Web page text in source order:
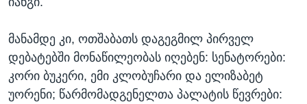
მანამდე კი, ოთშაბათს დაგეგმილ პირველ
დებატებში მონაწილეობას იღებენ: სენატორები:
კორი ბუკერი, ემი კლობუჩარი და ელიზაბეტ
უორენი; წარმომადგენელთა პალატის წევრები: